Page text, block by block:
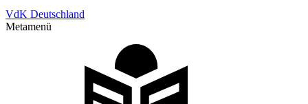
VdK Deutschland
Metamenü